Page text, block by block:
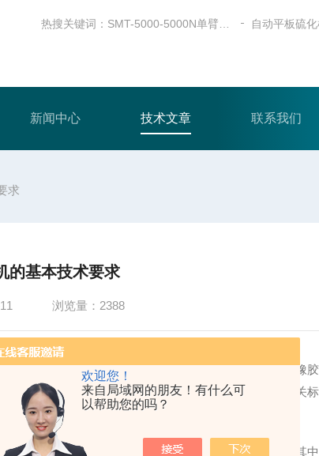
欢迎您！
来自局域网的朋友！有什么可
以帮助您的吗？
热搜关键词： 自动平板硫
新闻中心 技术文章 联系我们
求
的基本技术要求
浏览量：2388
生产、生活各个领域，橡胶产品可谓包罗万象，所以橡胶
就橡胶拉伸试验对 电子拉力试验机的基本要求结合了相关标
应变性能的测定》对检测橡胶拉性能有明确规定，其中